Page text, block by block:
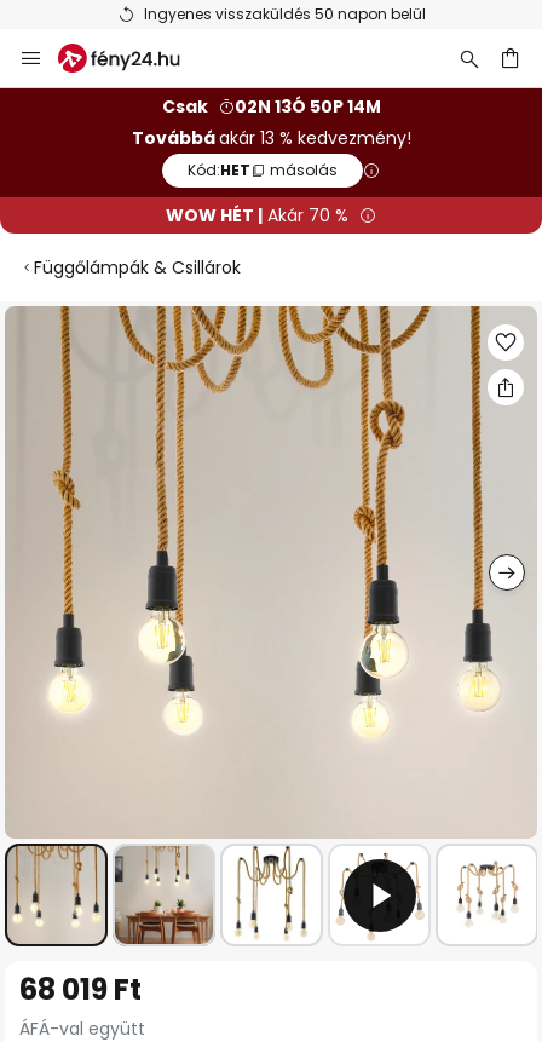
Ingyenes visszaküldés 50 napon belül
Ugrás
a
Csak
02N 13Ó 50P 14M
Továbbáakár 13 % kedvezmény!
Kód:HET másolás
WOW HÉT | Akár 70 %
Függőlámpák & Csillárok
Ugrás
képgaléria
végére
képgaléria
68 019 Ft
ÁFÁ-val együtt